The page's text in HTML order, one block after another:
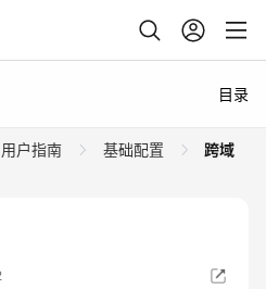
目录
用户指南 基础配置
跨域